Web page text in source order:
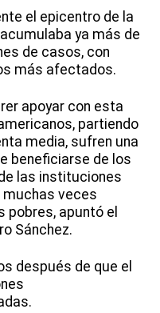
el epicentro de la
ya más de
de casos, con
más afectados.
apoyar con esta
partiendo
media, sufren una
beneficiarse de los
las instituciones
muchas veces
apuntó el
Sánchez.
después de que el